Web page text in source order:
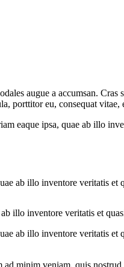
augue a accumsan.
porttitor eu, consequat vitae,
eaque ipsa, quae ab illo
ab illo inventore veritatis et
illo inventore veritatis et
ab illo inventore veritatis et